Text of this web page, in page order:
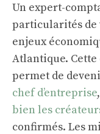
Un expert-
particularités de
enjeux
Atlantique.
permet de
chef d’entreprise
bien les
confirmés. Les